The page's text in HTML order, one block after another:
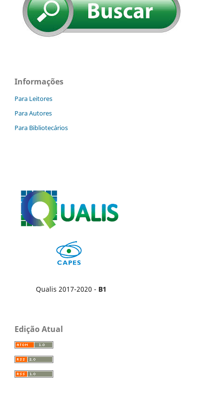
Informações
Para Leitores
Para Autores
Para Bibliotecários
Qualis 2017-2020 - B1
Edição Atual